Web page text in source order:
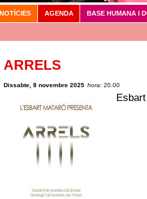
ARRELS
Dissabte, 8 novembre 2025 hora: 20.00
NOTÍCIES AGENDA BASE HUMANA I